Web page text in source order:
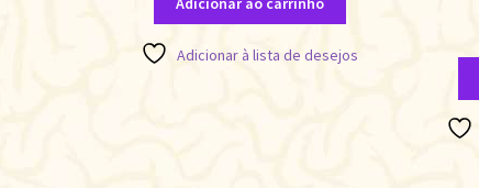
Adicionar à lista de desejos